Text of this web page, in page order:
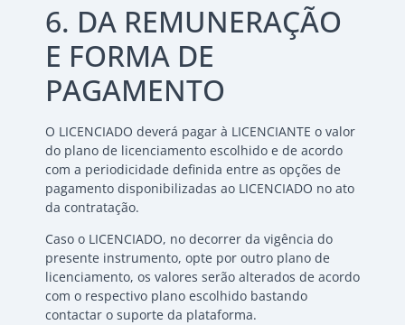
6. DA REMUNERAÇÃO
E FORMA DE
PAGAMENTO
O LICENCIADO deverá pagar à LICENCIANTE o valor
do plano de licenciamento escolhido e de acordo
com a periodicidade definida entre as opções de
pagamento disponibilizadas ao LICENCIADO no ato
da contratação.
Caso o LICENCIADO, no decorrer da vigência do
presente instrumento, opte por outro plano de
licenciamento, os valores serão alterados de acordo
com o respectivo plano escolhido bastando
contactar o suporte da plataforma.